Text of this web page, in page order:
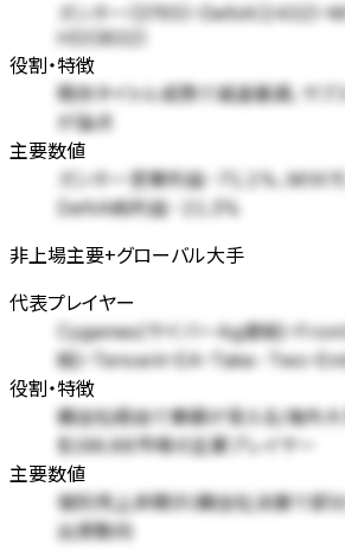
ガンホー(3765)・DeNA(2432)・
HD(3632)
役割・特徴
既存タイトル成熟で減速基調、サブ
が論点
主要数値
ガンホー営業利益-71.1%、MIXIモ
DeNA純利益-21.3%
非上場主要+グローバル大手
代表プレイヤー
Cygames(サイバーAg連結)・
結)・Tencent・EA・Take-Two・
役割・特徴
親会社経由で業績が見える/海外
$188.8B市場の主要プレイヤー
主要数値
個別売上非開示(親会社決算で部
出資動向